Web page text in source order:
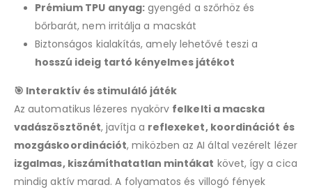
Prémium TPU anyag:gyengéd a szőrhöz és
bőrbarát, nem irritálja a macskát
Biztonságos kialakítás, amely lehetővé teszi a
hosszú ideig tartó kényelmes játékot
🎯 Interaktív és stimuláló játék
Az automatikus lézeres nyakörv felkelti a macska
vadászösztönét, javítja a reflexeket, koordinációt és
mozgáskoordinációt, miközben az AI által vezérelt lézer
izgalmas, kiszámíthatatlan mintákat követ, így a cica
mindig aktív marad. A folyamatos és villogó fények